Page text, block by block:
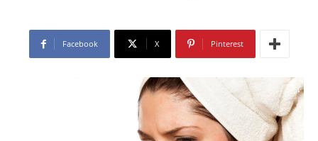
Facebook X Pinterest